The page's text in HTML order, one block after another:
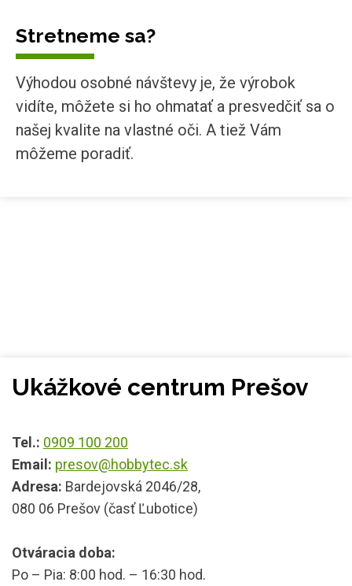
Stretneme sa?
Výhodou osobné návštevy je, že výrobok
vidíte, môžete si ho ohmatať a presvedčiť sa o
našej kvalite na vlastné oči. A tiež Vám
môžeme poradiť.
Ukážkové centrum Prešov
Tel.: 0909 100 200
Email: presov@hobbytec.sk
Adresa: Bardejovská 2046/28,
080 06 Prešov (časť Ľubotice)
Otváracia doba:
Po – Pia: 8:00 hod. – 16:30 hod.